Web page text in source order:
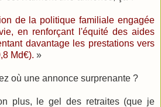
de la politique familiale engagée
en renforçant l'équité des aides
davantage les prestations vers
Md€). »
où une annonce surprenante ?
plus, le gel des retraites (que je